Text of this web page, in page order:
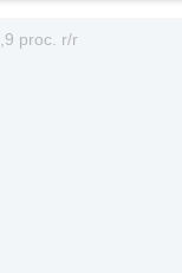
proc. r/r